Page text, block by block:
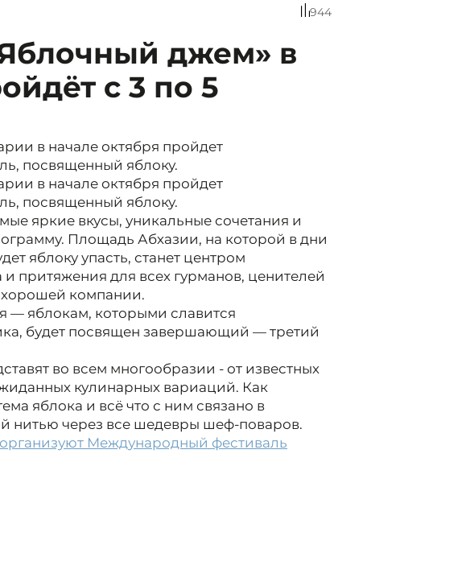
944
джем» в
с 3 по 5
в начале октября пройдет
посвященный яблоку.
в начале октября пройдет
посвященный яблоку.
яркие вкусы, уникальные сочетания и
Площадь Абхазии, на которой в дни
яблоку упасть, станет центром
и притяжения для всех гурманов, ценителей
хорошей компании.
— яблокам, которыми славится
будет посвящен завершающий — третий
во всем многообразии - от известных
кулинарных вариаций. Как
яблока и всё что с ним связано в
нитью через все шедевры шеф-поваров.
организуют Международный фестиваль